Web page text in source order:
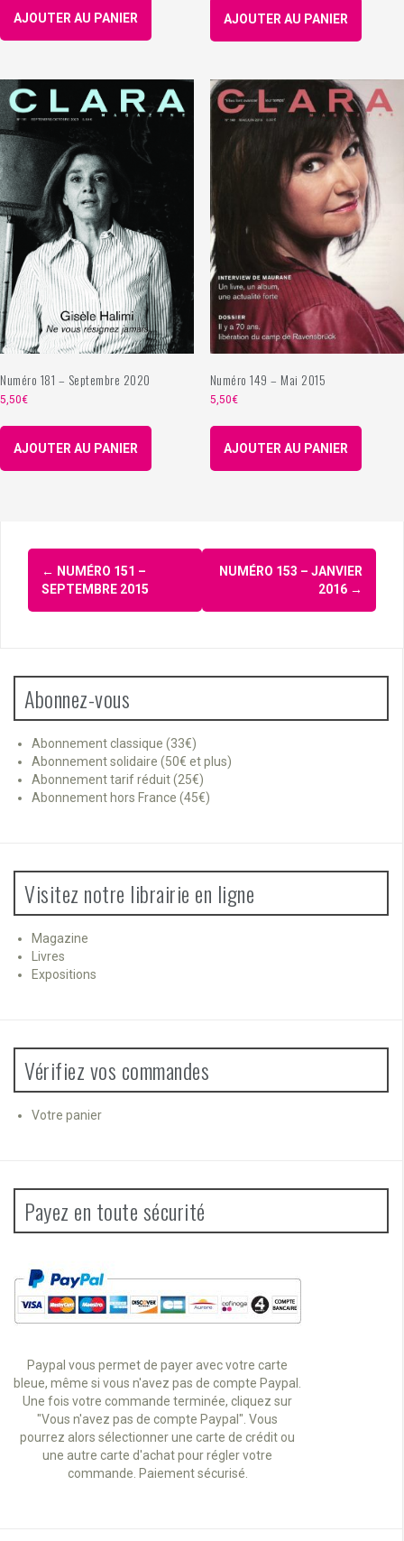
AJOUTER AU PANIER AJOUTER AU PANIER
Numéro 181 – Septembre 2020
5,50€
AJOUTER AU PANIER
Numéro 149 – Mai 2015
5,50€
AJOUTER AU PANIER
Navigation
d'article
← NUMÉRO 151 –
SEPTEMBRE 2015
NUMÉRO 153 – JANVIER
2016 →
Abonnez-vous
Abonnement classique (33€)
Abonnement solidaire (50€ et plus)
Abonnement tarif réduit (25€)
Abonnement hors France (45€)
Visitez notre librairie en ligne
Magazine
Livres
Expositions
Vérifiez vos commandes
Votre panier
Payez en toute sécurité
Paypal vous permet de payer avec votre carte
bleue, même si vous n'avez pas de compte Paypal.
Une fois votre commande terminée, cliquez sur
"Vous n'avez pas de compte Paypal". Vous
pourrez alors sélectionner une carte de crédit ou
une autre carte d'achat pour régler votre
commande. Paiement sécurisé.